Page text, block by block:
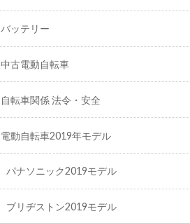
バッテリー
中古電動自転車
自転車関係 法令・安全
電動自転車2019年モデル
パナソニック2019モデル
ブリヂストン2019モデル